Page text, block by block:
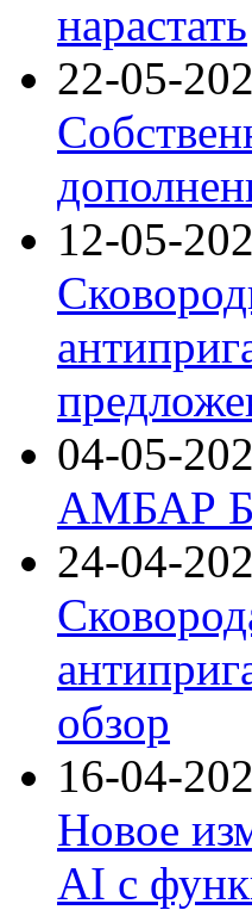
нарастать
22-05-
12-05-
04-05-
АМБАР
24-04-
обзор
16-04-
Новое
AI с